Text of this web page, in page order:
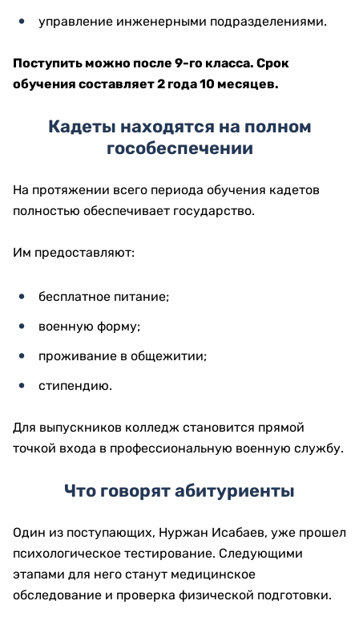
управление инженерными подразделениями.
Поступить можно после 9-го класса. Срок
обучения составляет 2 года 10 месяцев.
Кадеты находятся на полном
гособеспечении
На протяжении всего периода обучения кадетов
полностью обеспечивает государство.
Им предоставляют:
бесплатное питание;
военную форму;
проживание в общежитии;
стипендию.
Для выпускников колледж становится прямой
точкой входа в профессиональную военную службу.
Что говорят абитуриенты
Один из поступающих, Нуржан Исабаев, уже прошел
психологическое тестирование. Следующими
этапами для него станут медицинское
обследование и проверка физической подготовки.